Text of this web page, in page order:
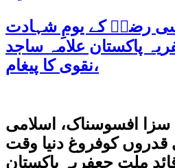
رضاؑ کے یومِ شہادت
پاکستان علامہ ساجد
نقوی کا پیغام،
افسوسناک، اسلامی
قدروں کوفروغ دنیا وقت
ملت جعفریہ پاکستان